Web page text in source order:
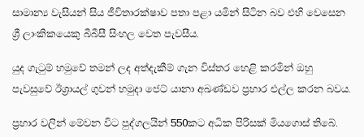
සාමාන්‍ය වැසියන් සිය ජීවිතාරක්ෂාව පතා පළා යමින් සිටින බව එහි වෙසෙන
ශ්‍රී ලාංකිකයෙකු බීබීසී සිංහල වෙත පැවසීය.
යුද ගැටුම් හමුවේ තමන් ලද අත්දැකීම් ගැන විස්තර හෙළි කරමින් ඔහු
පැවසුවේ ඊශ්‍රායල් ගුවන් හමුදා ජෙට් යානා අඛණ්ඩව ප්‍රහාර එල්ල කරන බවය.
ප්‍රහාර වලින් මේවන විට පුද්ගලයින් 550කට අධික පිරිසක් මියගොස් තිබේ.